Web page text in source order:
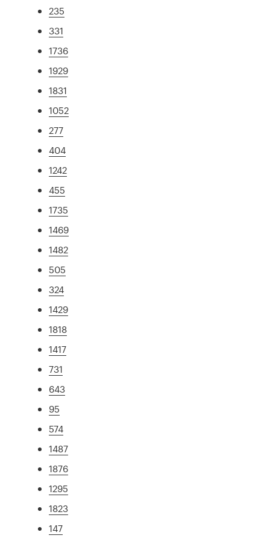
235
331
1736
1929
1831
1052
277
404
1242
455
1735
1469
1482
505
324
1429
1818
1417
731
643
95
574
1487
1876
1295
1823
147